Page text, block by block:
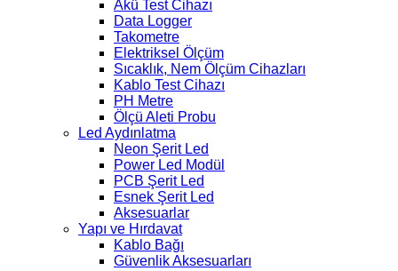
Akü Test Cihazı
Data Logger
Takometre
Elektriksel Ölçüm
Sıcaklık, Nem Ölçüm Cihazları
Kablo Test Cihazı
PH Metre
Ölçü Aleti Probu
Led Aydınlatma
Neon Şerit Led
Power Led Modül
PCB Şerit Led
Esnek Şerit Led
Aksesuarlar
Yapı ve Hırdavat
Kablo Bağı
Güvenlik Aksesuarları